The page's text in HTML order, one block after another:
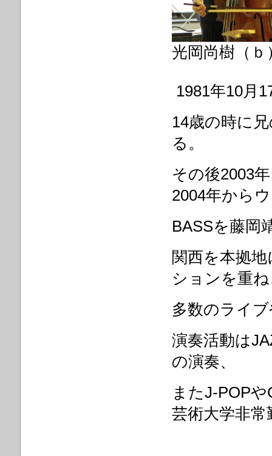
光岡尚樹（ｂ
1981年10月
14歳の時に
る。
その後2003
2004年から
BASSを藤岡
関西を本拠
ションを重
多数のライ
演奏活動は
の演奏、
またJ-POPや
芸術大学非常